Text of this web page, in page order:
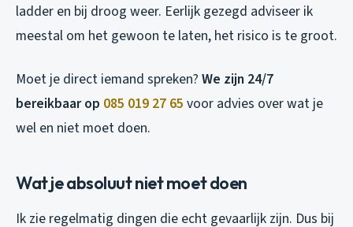
ladder en bij droog weer. Eerlijk gezegd adviseer ik
meestal om het gewoon te laten, het risico is te groot.
Moet je direct iemand spreken? We zijn 24/7
bereikbaar op 085 019 27 65 voor advies over wat je
wel en niet moet doen.
Wat je absoluut niet moet doen
Ik zie regelmatig dingen die echt gevaarlijk zijn. Dus bij